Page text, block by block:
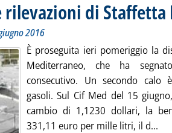
rilevazioni di Staffetta
2016
È proseguita ieri pomeriggio la
Mediterraneo, che ha
consecutivo. Un secondo calo
gasoli. Sul Cif Med del 15
cambio di 1,1230 dollari, la
331,11 euro per mille litri, il d...